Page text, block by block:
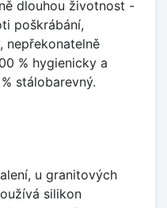
dlouhou životnost -
poškrábání,
nepřekonatelně
% hygienicky a
stálobarevný.
u granitových
silikon